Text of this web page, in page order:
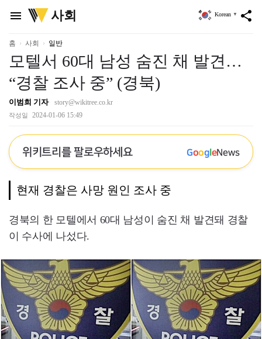
menu
위
키
리
사회 share
Korean ▼
홈 사회 일반
모텔서 60대 남성 숨진 채 발견…
“경찰 조사 중” (경북)
이범희 기자 story@wikitree.co.kr
작성일 2024-01-06 15:49
위키트리를 팔로우하세요 GoogleNews
현재 경찰은 사망 원인 조사 중
경북의 한 모텔에서 60대 남성이 숨진 채 발견돼 경찰
이 수사에 나섰다.